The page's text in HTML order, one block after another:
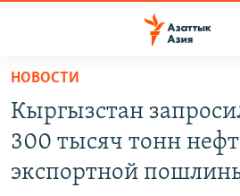
Вернуться
основному
содержанию
КАЗАХСТАН
НОВОСТИ
ВОЙНА В УКРАИНЕ
НОВОСТИ
Кыргызстан
300 тысяч тонн
экспортной